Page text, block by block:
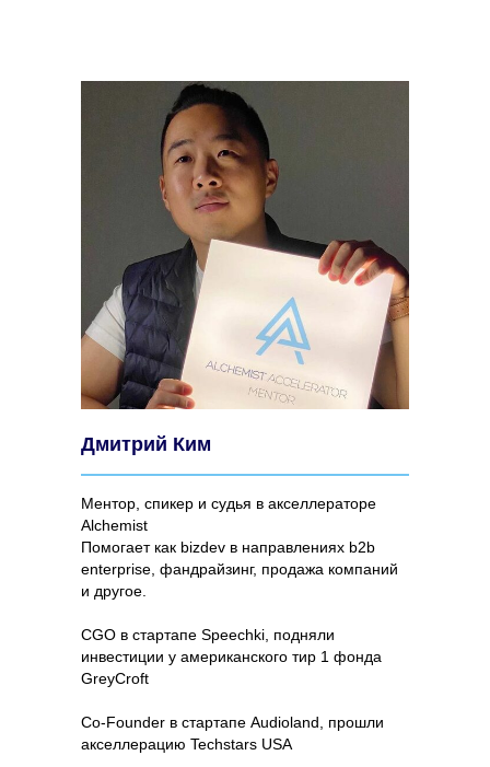
Дмитрий Ким
Ментор, спикер и судья в акселлераторе
Alchemist
Помогает как bizdev в направлениях b2b
enterprise, фандрайзинг, продажа компаний
и другое.
CGO в стартапе Speechki, подняли
инвестиции у американского тир 1 фонда
GreyCroft
Co-Founder в стартапе Audioland, прошли
акселлерацию Techstars USA